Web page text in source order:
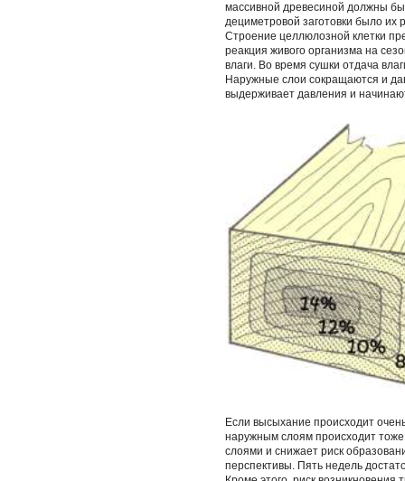
массивной древесиной должны
дециметровой заготовки было их
Строение целлюлозной клетки
реакция живого организма на
влаги. Во время сушки отдача
Наружные слои сокращаются и
выдерживает давления и
Если высыхание происходит
наружным слоям происходит
слоями и снижает риск
перспективы. Пять недель